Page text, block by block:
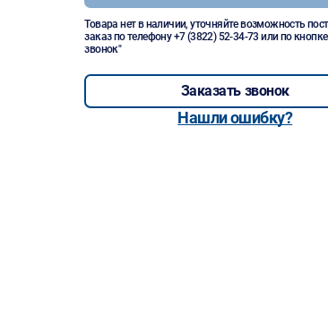
Товара нет в наличии, уточняйте возможность
заказ по телефону+7 (3822) 52-34-73 или по
звонок"
Заказать звонок
Нашли ошибку?